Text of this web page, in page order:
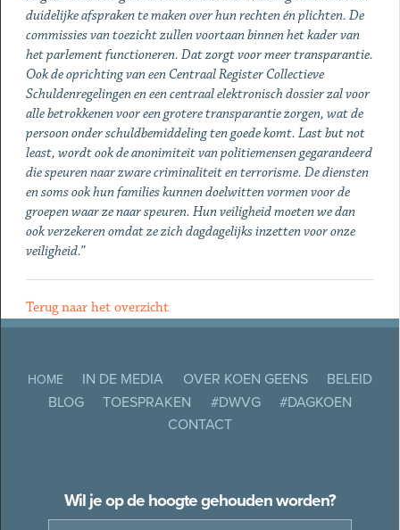
duidelijke afspraken te maken over hun rechten én plichten. De
commissies van toezicht zullen voortaan binnen het kader van
het parlement functioneren. Dat zorgt voor meer transparantie.
Ook de oprichting van een Centraal Register Collectieve
Schuldenregelingen en een centraal elektronisch dossier zal voor
alle betrokkenen voor een grotere transparantie zorgen, wat de
persoon onder schuldbemiddeling ten goede komt. Last but not
least, wordt ook de anonimiteit van politiemensen gegarandeerd
die speuren naar zware criminaliteit en terrorisme. De diensten
en soms ook hun families kunnen doelwitten vormen voor de
groepen waar ze naar speuren. Hun veiligheid moeten we dan
ook verzekeren omdat ze zich dagdagelijks inzetten voor onze
veiligheid.”
Terug naar het overzicht
HOME IN DE MEDIA OVER KOEN GEENS
BELEID
BLOG
TOESPRAKEN #DWVG
#DAGKOEN
CONTACT
Wil je op de hoogte gehouden worden?